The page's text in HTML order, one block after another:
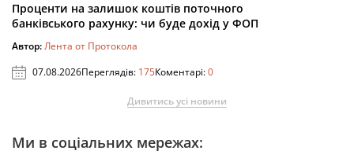
Проценти на залишок коштів поточного
банківського рахунку: чи буде дохід у ФОП
Автор:Лента от Протокола
07.08.2026Переглядів: 175Коментарі:0
Дивитись усі новини
Ми в соціальних мережах: